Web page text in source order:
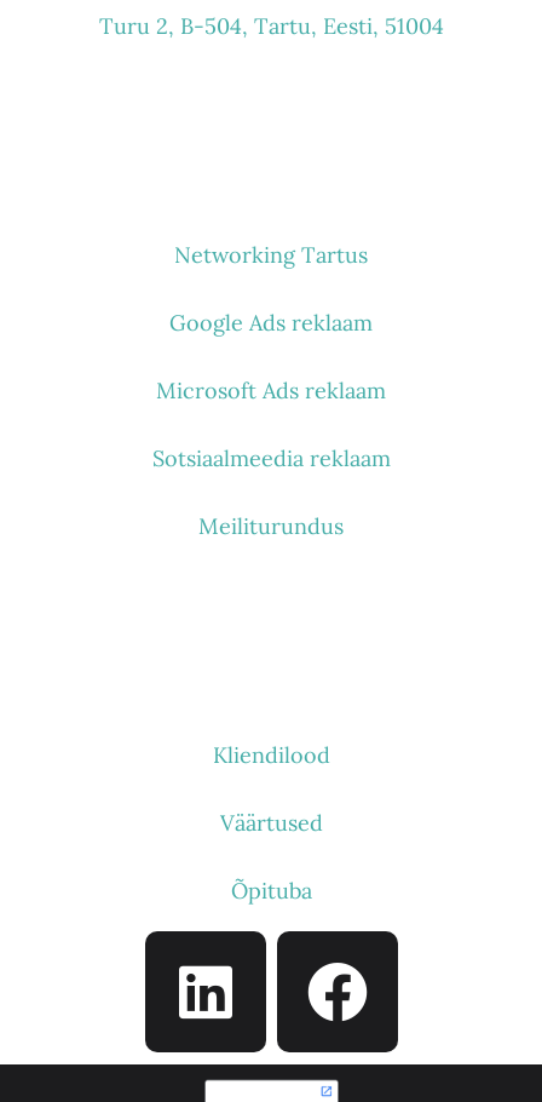
Turu 2, B-504, Tartu, Eesti, 51004
Networking Tartus
Google Ads reklaam
Microsoft Ads reklaam
Sotsiaalmeedia reklaam
Meiliturundus
Kliendilood
Väärtused
Õpituba